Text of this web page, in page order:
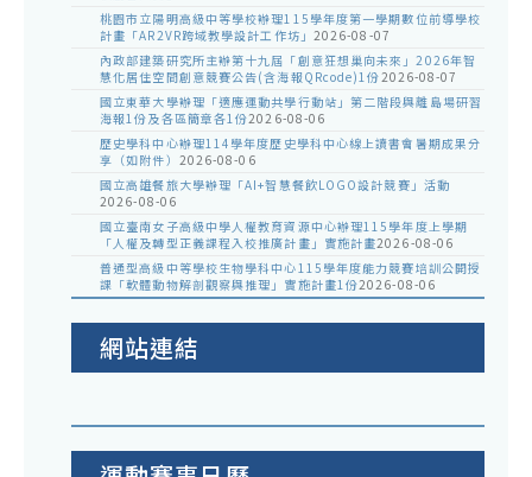
桃園市立陽明高級中等學校辦理115學年度第一學期數位前導學校
計畫「AR2VR跨域教學設計工作坊」 2026-08-07
內政部建築研究所主辦第十九屆「創意狂想巢向未來」2026年智
慧化居住空間創意競賽公告(含海報QRcode)1份2026-08-07
國立東華大學辦理「適應運動共學行動站」第二階段與離島場研習
海報1份及各區簡章各1份2026-08-06
歷史學科中心辦理114學年度歷史學科中心線上讀書會暑期成果分
享（如附件） 2026-08-06
國立高雄餐旅大學辦理「AI+智慧餐飲LOGO設計競賽」活動
2026-08-06
國立臺南女子高級中學人權教育資源中心辦理115學年度上學期
「人權及轉型正義課程入校推廣計畫」實施計畫2026-08-06
普通型高級中等學校生物學科中心115學年度能力競賽培訓公開授
課「軟體動物解剖觀察與推理」實施計畫1份2026-08-06
網站連結